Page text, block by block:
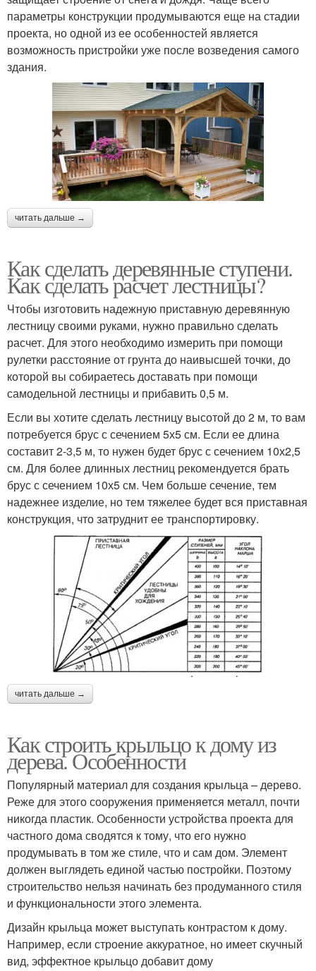
параметры конструкции продумываются еще на стадии
проекта, но одной из ее особенностей является
возможность пристройки уже после возведения самого
здания.
читать дальше →
Как сделать деревянные ступени.
Как сделать расчет лестницы?
Чтобы изготовить надежную приставную деревянную
лестницу своими руками, нужно правильно сделать
расчет. Для этого необходимо измерить при помощи
рулетки расстояние от грунта до наивысшей точки, до
которой вы собираетесь доставать при помощи
самодельной лестницы и прибавить 0,5 м.
Если вы хотите сделать лестницу высотой до 2 м, то вам
потребуется брус с сечением 5х5 см. Если ее длина
составит 2-3,5 м, то нужен будет брус с сечением 10х2,5
см. Для более длинных лестниц рекомендуется брать
брус с сечением 10х5 см. Чем больше сечение, тем
надежнее изделие, но тем тяжелее будет вся приставная
конструкция, что затруднит ее транспортировку.
читать дальше →
Как строить крыльцо к дому из
дерева. Особенности
Популярный материал для создания крыльца – дерево.
Реже для этого сооружения применяется металл, почти
никогда пластик. Особенности устройства проекта для
частного дома сводятся к тому, что его нужно
продумывать в том же стиле, что и сам дом. Элемент
должен выглядеть единой частью постройки. Поэтому
строительство нельзя начинать без продуманного стиля
и функциональности этого элемента.
Дизайн крыльца может выступать контрастом к дому.
Например, если строение аккуратное, но имеет скучный
вид, эффектное крыльцо добавит дому